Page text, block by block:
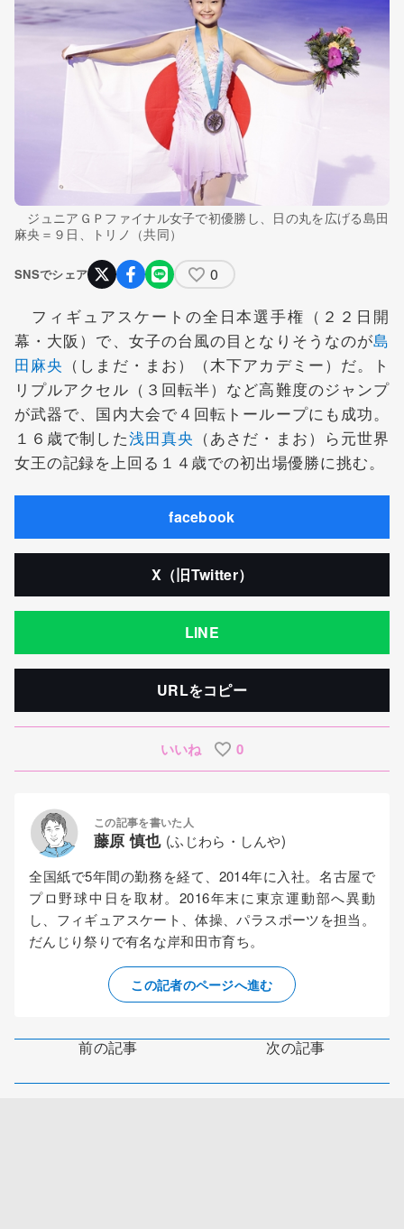
ジュニアＧＰファイナル女子で初優勝し、日の丸を広げる島田
麻央＝９日、トリノ（共同）
SNSでシェア 0
フィギュアスケートの全日本選手権（２２日開
幕・大阪）で、女子の台風の目となりそうなのが島
田麻央 （しまだ・まお）（木下アカデミー）だ。ト
リプルアクセル（３回転半）など高難度のジャンプ
が武器で、国内大会で４回転トーループにも成功。
１６歳で制した浅田真央 （あさだ・まお）ら元世界
女王の記録を上回る１４歳での初出場優勝に挑む。
facebook
X（旧Twitter）
LINE
URLをコピー
いいね 0
この記事を書いた人
藤原 慎也 (ふじわら・しんや)
全国紙で5年間の勤務を経て、2014年に入社。名古屋で
プロ野球中日を取材。2016年末に東京運動部へ異動
し、フィギュアスケート、体操、パラスポーツを担当。
だんじり祭りで有名な岸和田市育ち。
この記者のページへ進む
前の記事 次の記事